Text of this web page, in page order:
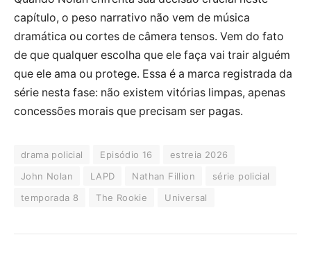
capítulo, o peso narrativo não vem de música
dramática ou cortes de câmera tensos. Vem do fato
de que qualquer escolha que ele faça vai trair alguém
que ele ama ou protege. Essa é a marca registrada da
série nesta fase: não existem vitórias limpas, apenas
concessões morais que precisam ser pagas.
drama policial Episódio 16
estreia 2026
John Nolan
LAPD Nathan Fillion
série policial
temporada 8
The Rookie Universal